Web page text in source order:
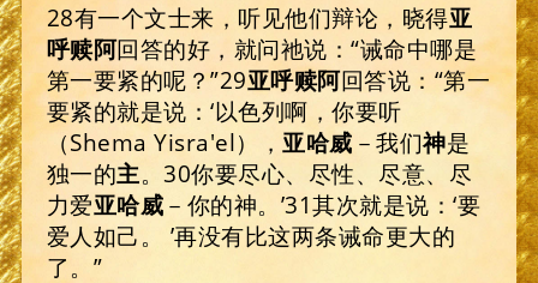
28有一个文士来，听见他们辩论，晓得亚
呼赎阿回答的好，就问祂说：“诫命中哪是
第一要紧的呢？”29亚呼赎阿回答说：“第一
要紧的就是说：‘以色列啊，你要听
（Shema Yisra'el）， 亚哈威 －我们神是
独一的主。30你要尽心、尽性、尽意、尽
力爱亚哈威 －你的神。’31其次就是说：‘要
爱人如己。 ’再没有比这两条诫命更大的
了。”